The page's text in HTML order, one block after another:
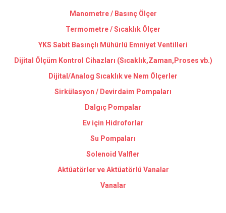
Manometre / Basınç Ölçer
Termometre / Sıcaklık Ölçer
YKS Sabit Basınçlı Mühürlü Emniyet Ventilleri
Dijital Ölçüm Kontrol Cihazları (Sıcaklık,Zaman,Proses vb.)
Dijital/Analog Sıcaklık ve Nem Ölçerler
Sirkülasyon / Devirdaim Pompaları
Dalgıç Pompalar
Ev için Hidroforlar
Su Pompaları
Solenoid Valfler
Aktüatörler ve Aktüatörlü Vanalar
Vanalar